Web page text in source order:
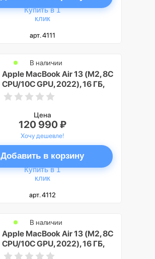
Купить в 1
клик
арт. 4111
Apple MacBook Air 13 (M2, 8C
CPU/10C GPU, 2022), 16 ГБ,
512 ГБ SSD, Cеребристый
В наличии
Цена
120 990 ₽
Хочу дешевле!
Добавить в корзину
Купить в 1
клик
арт. 4112
Apple MacBook Air 13 (M2, 8C
CPU/10C GPU, 2022), 16 ГБ,
512 ГБ SSD, Cерый космос
В наличии